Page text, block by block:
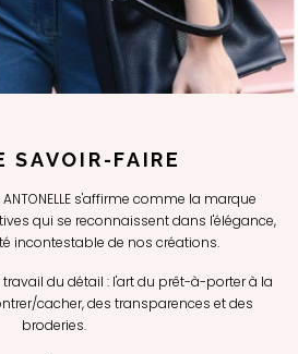
SAVOIR-FAIRE
s'affirme comme la marque
qui se reconnaissent dans l'élégance,
incontestable de nos créations.
le travail du détail : l'art du prêt-à-porter à la
cacher, des transparences et des
broderies.